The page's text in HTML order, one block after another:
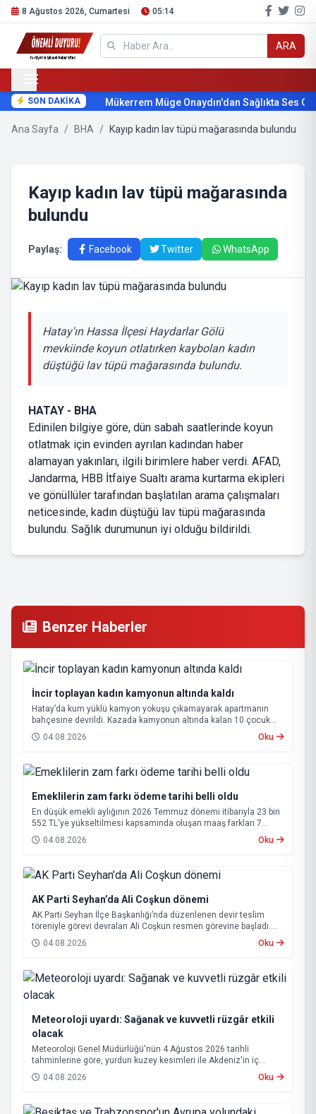
8 Ağustos 2026, Cumartesi 05:14
ARA
SON DAKİKA Mükerrem Müge Onaydın'dan Sağlıkta Ses
Ana Sayfa / BHA / Kayıp kadın lav tüpü mağarasında bulundu
Kayıp kadın lav tüpü mağarasında
bulundu
Paylaş: Facebook Twitter WhatsApp
Hatay'ın Hassa İlçesi Haydarlar Gölü
mevkiinde koyun otlatırken kaybolan kadın
düştüğü lav tüpü mağarasında bulundu.
HATAY - BHA
Edinilen bilgiye göre, dün sabah saatlerinde koyun
otlatmak için evinden ayrılan kadından haber
alamayan yakınları, ilgili birimlere haber verdi. AFAD,
Jandarma, HBB İtfaiye Sualtı arama kurtarma ekipleri
ve gönüllüler tarafından başlatılan arama çalışmaları
neticesinde, kadın düştüğü lav tüpü mağarasında
bulundu. Sağlık durumunun iyi olduğu bildirildi.
Benzer Haberler
İncir toplayan kadın kamyonun altında kaldı
Hatay’da kum yüklü kamyon yokuşu çıkamayarak apartmanın
bahçesine devrildi. Kazada kamyonun altında kalan 10 çocuk
annesi 65 yaşındaki kadın hayatını kaybetti.
04.08.2026 Oku
Emeklilerin zam farkı ödeme tarihi belli oldu
En düşük emekli aylığının 2026 Temmuz dönemi itibarıyla 23 bin
552 TL'ye yükseltilmesi kapsamında oluşan maaş farkları 7
Ağustos 2026 tarihinde hesaplara yatırılacak.
04.08.2026 Oku
AK Parti Seyhan’da Ali Coşkun dönemi
AK Parti Seyhan İlçe Başkanlığı’nda düzenlenen devir teslim
töreniyle görevi devralan Ali Coşkun resmen görevine başladı.
Hizmet vurgusu yapan Coşkun, “AK Partili olmak, bu ülkenin her
metrekaresine sevdalı olmaktır” dedi.
04.08.2026 Oku
Meteoroloji uyardı: Sağanak ve kuvvetli rüzgâr etkili
olacak
Meteoroloji Genel Müdürlüğü'nün 4 Ağustos 2026 tarihli
tahminlerine göre, yurdun kuzey kesimleri ile Akdeniz'in iç
bölgelerinde yer yer sağanak ve gök gürültülü sağanak yağış
bekleniyor.
04.08.2026 Oku